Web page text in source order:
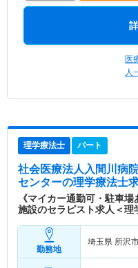
医
人
理学療法士 パート
社会医療法人入間川病
センターの理学療法士
《マイカー通勤可・駐車
施設のセラピスト求人＜理
勤務地
埼玉県 所沢